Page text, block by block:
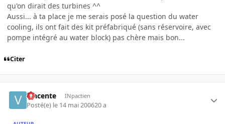
qu'on dirait des turbines ^^
Aussi... à ta place je me serais posé la question du water
cooling, ils ont fait des kit préfabriqué (sans réservoire, avec
pompe intégré au water block) pas chère mais bon...
Citer
vincente INpactien
Posté(e) le 14 mai 200620 a